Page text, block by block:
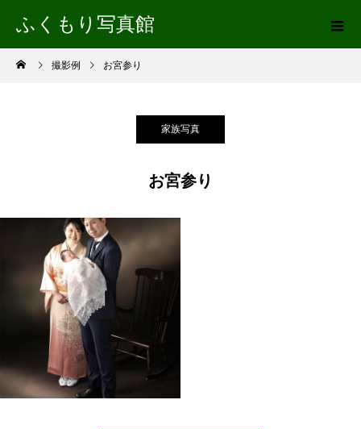
ふくもり写真館
撮影例 お宮参り
家族写真
お宮参り